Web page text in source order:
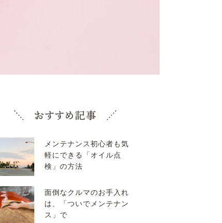
メンテナンス初心者も気
軽にできる「オイル点
検」の方法
面倒なクルマのお手入れ
は、「ついでメンテナン
ス」で